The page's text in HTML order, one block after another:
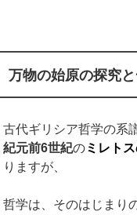
万物の始原の探究
古代ギリシア哲学の系
紀元前6世紀のミレト
りますが、
哲学は、そのはじまり